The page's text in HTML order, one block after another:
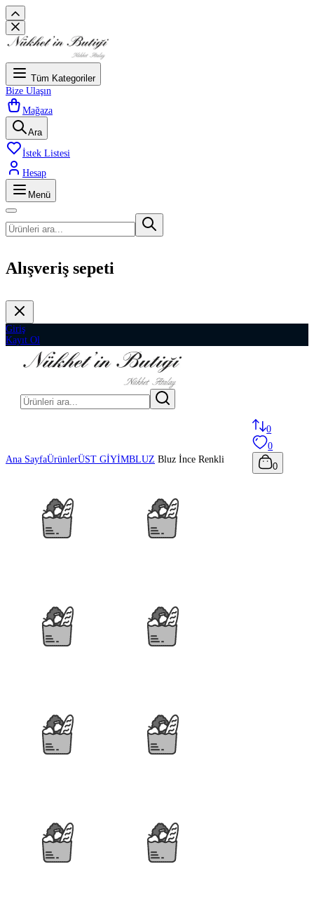
Tüm Kategoriler
Bize Ulaşın
Mağaza
Ara
İstek Listesi
Hesap
Menü
Alışveriş sepeti
Giriş
Kayıt Ol
0
0
0
Ana SayfaÜrünlerÜST GİYİMBLUZ Bluz İnce Renkli